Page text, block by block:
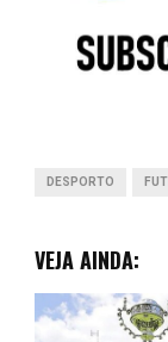
o
DESPORTO
VEJA AINDA: